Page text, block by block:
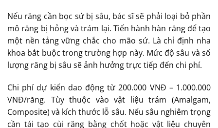
Nếu răng cần bọc sứ bị sâu, bác sĩ sẽ phải loại bỏ phần
mô răng bị hỏng và trám lại. Tiến hành hàn răng để tạo
một nền tảng vững chắc cho mão sứ. Là chỉ định nha
khoa bắt buộc trong trường hợp này. Mức độ sâu và số
lượng răng bị sâu sẽ ảnh hưởng trực tiếp đến chi phí.
Chi phí dự kiến dao động từ 200.000 VNĐ – 1.000.000
VNĐ/răng. Tùy thuộc vào vật liệu trám (Amalgam,
Composite) và kích thước lỗ sâu. Nếu sâu nghiêm trọng
cần tái tạo cùi răng bằng chốt hoặc vật liệu chuyên